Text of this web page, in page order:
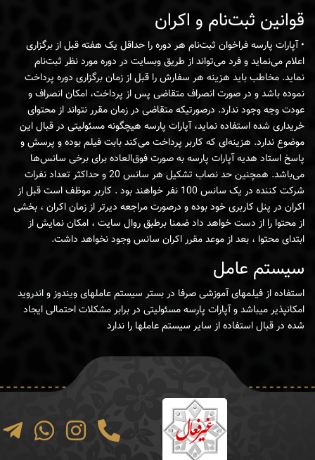
قوانین ثبت‌نام و اکران
• آپارات پارسه فراخوان ثبت‌نام هر دوره را حداقل یک هفته قبل از برگزاری
اعلام می‌نماید و فرد می‌تواند از طریق وبسایت در دوره مورد نظر ثبت‌نام
نماید. مخاطب باید هزینه هر سفارش را قبل از زمان برگزاری دوره پرداخت
نموده باشد و در صورت انصراف متقاضی پس از پرداخت، امکان انصراف و
عودت وجه وجود ندارد. درصورتیکه متقاضی در زمان مقرر نتواند از محتوای
خریداری شده استفاده نماید، آپارات پارسه هیچگونه مسئولیتی در قبال این
موضوع ندارد. هزینه‌ای که کاربر پرداخت می‌کند بابت فیلم بوده و پرسش و
پاسخ استاد هدیه آپارات پارسه به صورت فوق‌العاده برای برخی سانس‌ها
می‌باشد. همچنین حد نصاب تشکیل هر سانس 20 و حداکثر تعداد نفرات
شرکت کننده در یک سانس 100 نفر خواهند بود . کاربر موظف است قبل از
اکران در پنل کاربری خود بوده و درصورت مراجعه دیرتر از زمان اکران ، بخشی
از محتوا را از دست خواهد داد ضمنا برطبق روال سایت ، امکان نمایش از
ابتدای محتوا ، بعد از موعد مقرر اکران سانس وجود نخواهد داشت.
سیستم عامل
استفاده از فیلمهای آموزشی صرفا در بستر سیستم عاملهای ویندوز و اندروید
امکانپذیر میباشد و آپارات پارسه مسئولیتی در برابر مشکلات احتمالی ایجاد
شده در قبال استفاده از سایر سیستم عاملها را ندارد